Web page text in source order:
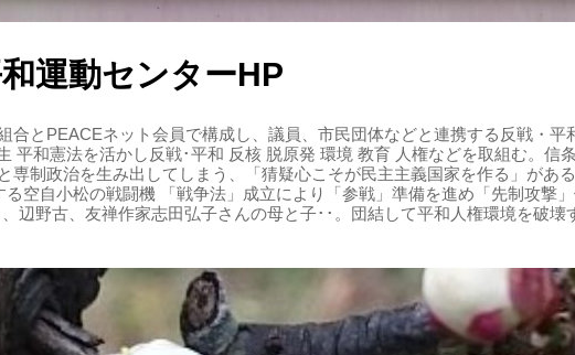
運動センターHP
合とPEACEネット会員で構成し、議員、市民団体などと連携する反戦・平
平和憲法を活かし反戦･平和 反核 脱原発 環境 教育 人権などを取組む。信
専制政治を生み出してしまう、「猜疑心こそが民主主義国家を作る」があ
空自小松の戦闘機 「戦争法」成立により「参戦」準備を進め「先制攻撃
辺野古、友禅作家志田弘子さんの母と子･･。団結して平和人権環境を破壊